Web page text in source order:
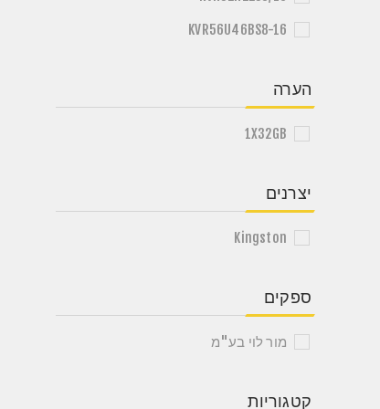
KVR56U46BS8-16
הערה
1X32GB
יצרנים
Kingston
ספקים
מור לוי בע"מ
קטגוריות